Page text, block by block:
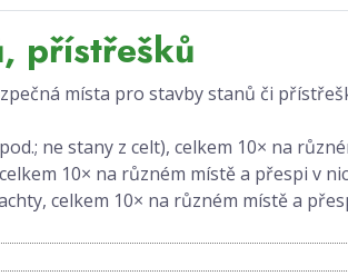
přístřešků
místa pro stavby stanů či
ne stany z celt), celkem 10× na
10× na různém místě a přespi v
celkem 10× na různém místě a